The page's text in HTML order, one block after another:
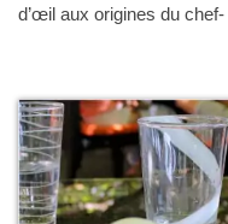
d’œil aux origines du